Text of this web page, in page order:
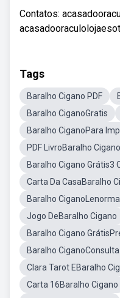
Contatos:
Tags
Baralho Cigano PDF
Baralho CiganoGratis
Baralho CiganoPara
PDF LivroBaralho Cigano
Baralho Cigano Grátis3
Carta Da CasaBaralho
Baralho
Jogo DeBaralho Cigano
Baralho Cigano
Baralho
Clara Tarot EBaralho
Carta 16Baralho Cigano